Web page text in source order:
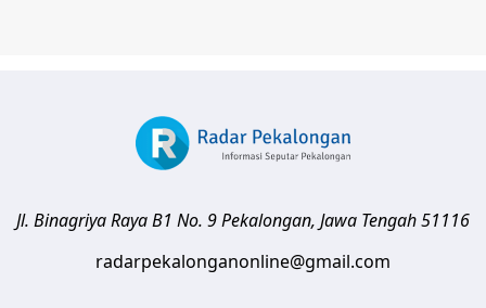
Jl. Binagriya Raya B1 No. 9Pekalongan, Jawa Tengah51116
radarpekalonganonline@gmail.com